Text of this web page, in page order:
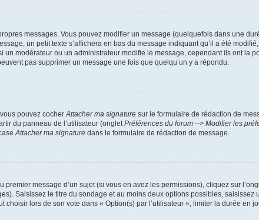
messages. Vous pouvez modifier un message (quelquefois dans une
un petit texte s’affichera en bas du message indiquant qu’il a été
modérateur ou un administrateur modifie le message, cependant ils ont la
pas supprimer un message une fois que quelqu’un y a répondu.
pouvez cocher Attacher ma signature sur le formulaire de rédaction de
du panneau de l’utilisateur (onglet Préférences du forum --> Modifier les
Attacher ma signature dans le formulaire de rédaction de message.
message d’un sujet (si vous en avez les permissions), cliquez sur
Saisissez le titre du sondage et au moins deux options possibles, saisissez
lors de son vote dans « Option(s) par l’utilisateur », limiter la durée en